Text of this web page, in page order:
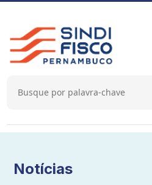
Notícias